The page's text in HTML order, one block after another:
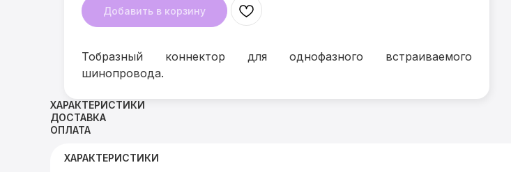
Добавить в корзину
Тобразный коннектор для однофазного встраиваемого
шинопровода.
ХАРАКТЕРИСТИКИ
ДОСТАВКА
ОПЛАТА
ХАРАКТЕРИСТИКИ